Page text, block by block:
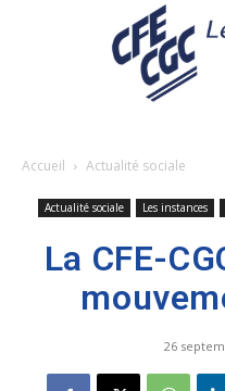
Accueil Actualité sociale
Actualité sociale Les instances
La CFE-
26